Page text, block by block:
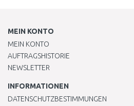
MEIN KONTO
MEIN KONTO
AUFTRAGSHISTORIE
NEWSLETTER
INFORMATIONEN
DATENSCHUTZBESTIMMUNGEN